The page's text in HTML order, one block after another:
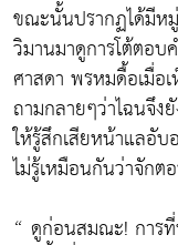
ขณะนั้นปรากฏได้มีห
วิมานมาดูการโต้ตอ
ศาสดา พรหมดื้อเมื่อ
ถามกลายๆว่าไฉนจึง
ให้รู้สึกเสียหน้าแลอั
ไม่รู้เหมือนกันว่าจักต
“ ดูก่อนสมณะ! การ